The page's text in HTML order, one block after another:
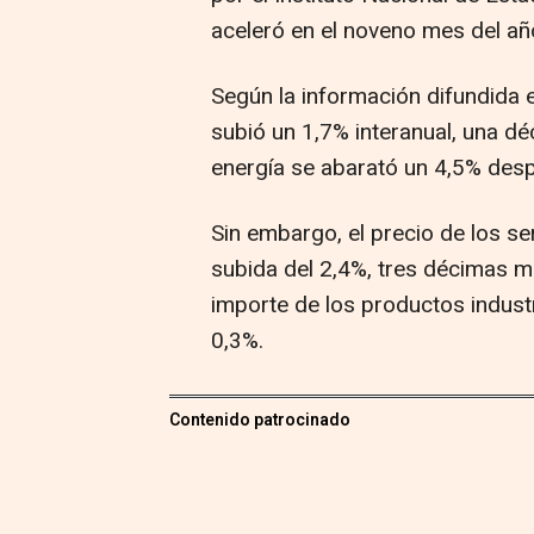
aceleró en el noveno mes del
Según la información
subió un 1,7% interanual, una
energía se abarató un 4,5%
Sin embargo, el precio de los
subida del 2,4%, tres décimas
importe de los productos
0,3%.
Contenido patrocinado